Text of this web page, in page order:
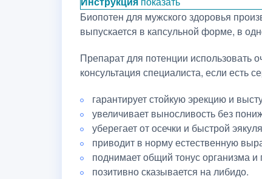
Биопотен для мужского здоровья
выпускается в капсульной форме, в
Препарат для потенции использовать
консультация специалиста, если
гарантирует стойкую эрекцию и
увеличивает выносливость без
уберегает от осечки и быстрой
приводит в норму естественную
поднимает общий тонус организма
позитивно сказывается на либидо.